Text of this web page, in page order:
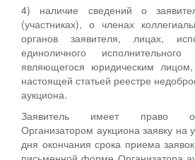
4) наличие сведений о
(участниках), о членах
органов заявителя, лицах,
единоличного
являющегося юридическим
настоящей статьей реестре
аукциона.
Заявитель имеет право
Организатором аукциона заявку на
дня окончания срока приема